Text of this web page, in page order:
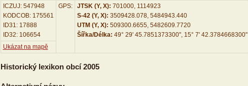
ICZUJ: 547948
KODCOB: 175561
ID31: 17888
ID32: 106654
GPS: JTSK (Y, X): 701000, 1114923
S-42 (Y, X): 3509428.078, 5484943.440
UTM (Y, X): 509300.6655, 5482609.7720
Šířka/Délka: 49° 29' 45.7851373300", 15° 7' 42.3784668300"
Ukázat na mapě
Historický lexikon obcí 2005